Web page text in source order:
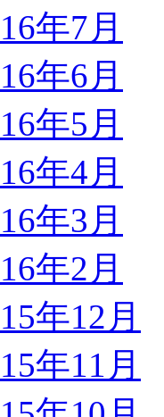
年7月
年6月
年5月
年4月
年3月
年2月
年12月
年11月